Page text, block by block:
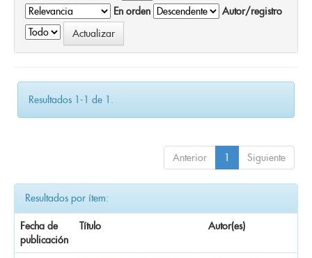
En orden
Autor/registro
Resultados 1-1 de 1.
Anterior 1 Siguiente
Resultados por ítem:
Fecha de
publicación
Título Autor(es)